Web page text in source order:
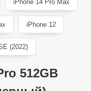
iPhone 14 Pro Max
iPhone 12
(2022)
512GB